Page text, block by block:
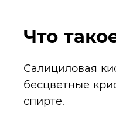
Что
Салициловая
бесцветные
спирте.